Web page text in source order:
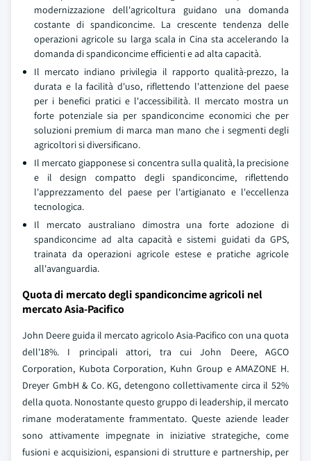
modernizzazione dell'agricoltura guidano una domanda
costante di spandiconcime. La crescente tendenza delle
operazioni agricole su larga scala in Cina sta accelerando la
domanda di spandiconcime efficienti e ad alta capacità.
Il mercato indiano privilegia il rapporto qualità-prezzo, la
durata e la facilità d'uso, riflettendo l'attenzione del paese
per i benefici pratici e l'accessibilità. Il mercato mostra un
forte potenziale sia per spandiconcime economici che per
soluzioni premium di marca man mano che i segmenti degli
agricoltori si diversificano.
Il mercato giapponese si concentra sulla qualità, la precisione
e il design compatto degli spandiconcime, riflettendo
l'apprezzamento del paese per l'artigianato e l'eccellenza
tecnologica.
Il mercato australiano dimostra una forte adozione di
spandiconcime ad alta capacità e sistemi guidati da GPS,
trainata da operazioni agricole estese e pratiche agricole
all'avanguardia.
Quota di mercato degli spandiconcime agricoli nel
mercato Asia-Pacifico
John Deere guida il mercato agricolo Asia-Pacifico con una quota
dell'18%. I principali attori, tra cui John Deere, AGCO
Corporation, Kubota Corporation, Kuhn Group e AMAZONE H.
Dreyer GmbH & Co. KG, detengono collettivamente circa il 52%
della quota. Nonostante questo gruppo di leadership, il mercato
rimane moderatamente frammentato. Queste aziende leader
sono attivamente impegnate in iniziative strategiche, come
fusioni e acquisizioni, espansioni di strutture e partnership, per